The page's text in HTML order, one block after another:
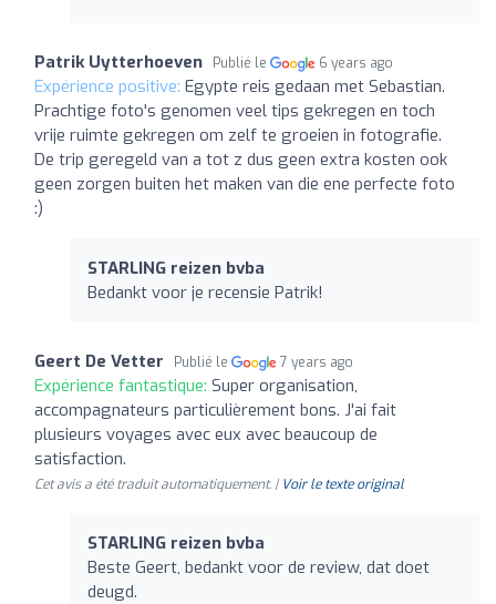
Patrik Uytterhoeven Publié le 6 years ago
Expérience positive: Egypte reis gedaan met Sebastian.
Prachtige foto's genomen veel tips gekregen en toch
vrije ruimte gekregen om zelf te groeien in fotografie.
De trip geregeld van a tot z dus geen extra kosten ook
geen zorgen buiten het maken van die ene perfecte foto
:)
STARLING reizen bvba
Bedankt voor je recensie Patrik!
Geert De Vetter Publié le 7 years ago
Expérience fantastique: Super organisation,
accompagnateurs particulièrement bons. J'ai fait
plusieurs voyages avec eux avec beaucoup de
satisfaction.
Cet avis a été traduit automatiquement. | Voir le texte original
STARLING reizen bvba
Beste Geert, bedankt voor de review, dat doet
deugd.